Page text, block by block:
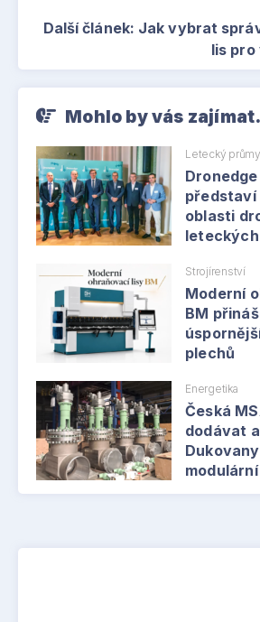
Další článek: Jak vybrat
lis pro
Mohlo by vás
Letecký
představí
oblasti
Strojírenství
Moderní
BM
plechů
Energetika
Česká
dodávat